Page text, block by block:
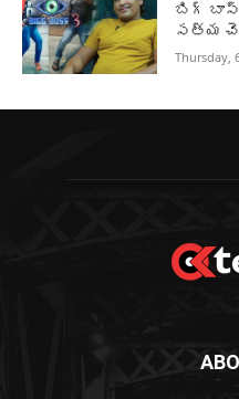
బిగ్ బాస్
సత్య
Thursday,